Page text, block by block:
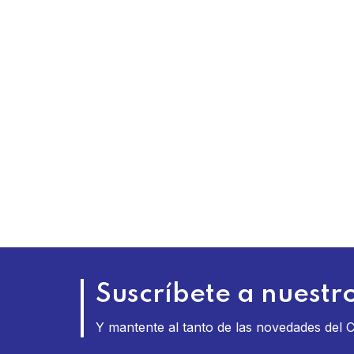
Suscríbete a
Y mantente al tanto de las novedades del